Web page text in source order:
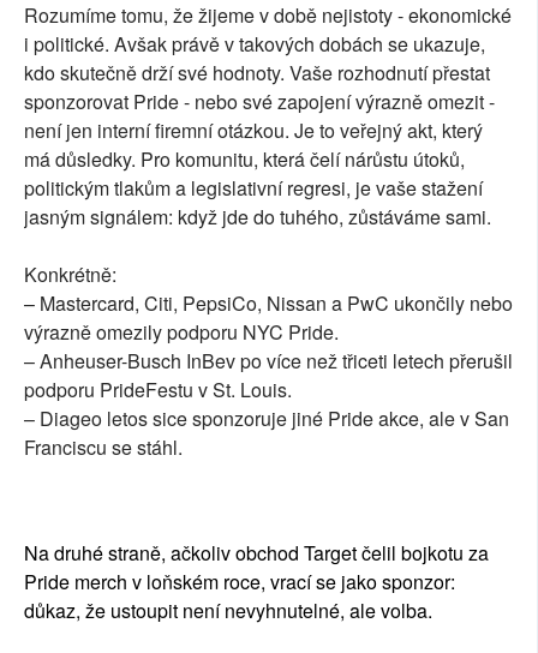
Rozumíme tomu, že žijeme v době nejistoty - ekonomické
i politické. Avšak právě v takových dobách se ukazuje,
kdo skutečně drží své hodnoty. Vaše rozhodnutí přestat
sponzorovat Pride - nebo své zapojení výrazně omezit -
není jen interní firemní otázkou. Je to veřejný akt, který
má důsledky. Pro komunitu, která čelí nárůstu útoků,
politickým tlakům a legislativní regresi, je vaše stažení
jasným signálem: když jde do tuhého, zůstáváme sami.
Konkrétně:
– Mastercard, Citi, PepsiCo, Nissan a PwC ukončily nebo
výrazně omezily podporu NYC Pride.
– Anheuser-Busch InBev po více než třiceti letech přerušil
podporu PrideFestu v St. Louis.
– Diageo letos sice sponzoruje jiné Pride akce, ale v San
Franciscu se stáhl.
Na druhé straně, ačkoliv obchod Target čelil bojkotu za
Pride merch v loňském roce, vrací se jako sponzor:
důkaz, že ustoupit není nevyhnutelné, ale volba.